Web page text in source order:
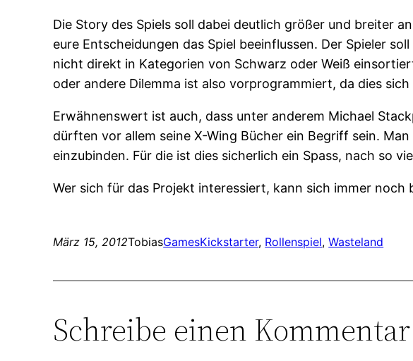
Die Story des Spiels soll dabei deutlich größer und breiter
eure Entscheidungen das Spiel beeinflussen. Der Spieler
nicht direkt in Kategorien von Schwarz oder Weiß
oder andere Dilemma ist also vorprogrammiert, da dies
Erwähnenswert ist auch, dass unter anderem Michael
dürften vor allem seine X-Wing Bücher ein Begriff sein.
einzubinden. Für die ist dies sicherlich ein Spass, nach so
Wer sich für das Projekt interessiert, kann sich immer noch
März 15, 2012TobiasGamesKickstarter, Rollenspiel, Wasteland
Schreibe einen Kommentar